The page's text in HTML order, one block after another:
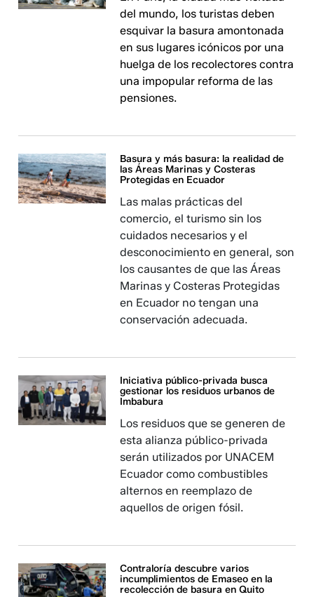
del mundo, los turistas deben
esquivar la basura amontonada
en sus lugares icónicos por una
huelga de los recolectores contra
una impopular reforma de las
pensiones.
Basura y más basura: la realidad de
las Áreas Marinas y Costeras
Protegidas en Ecuador
Las malas prácticas del
comercio, el turismo sin los
cuidados necesarios y el
desconocimiento en general, son
los causantes de que las Áreas
Marinas y Costeras Protegidas
en Ecuador no tengan una
conservación adecuada.
Iniciativa público-privada busca
gestionar los residuos urbanos de
Imbabura
Los residuos que se generen de
esta alianza público-privada
serán utilizados por UNACEM
Ecuador como combustibles
alternos en reemplazo de
aquellos de origen fósil.
Contraloría descubre varios
incumplimientos de Emaseo en la
recolección de basura en Quito